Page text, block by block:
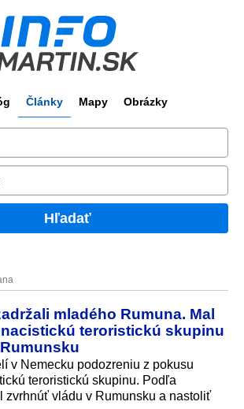
Články Mapy Obrázky
Hľadať
mladého Rumuna. Mal
teroristickú skupinu
v Nemecku podozreniu z pokusu
teroristickú skupinu. Podľa
zvrhnúť vládu v Rumunsku a nastoliť